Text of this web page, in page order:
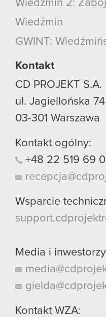
Wiedźmin 2:
Wiedźmin
GWINT:
Kontakt
CD PROJEKT S.A.
ul. Jagiellońska 74
03-301 Warszawa
Kontakt ogólny:
+48 22 519 69
Wsparcie
Media i
Kontakt WZA: